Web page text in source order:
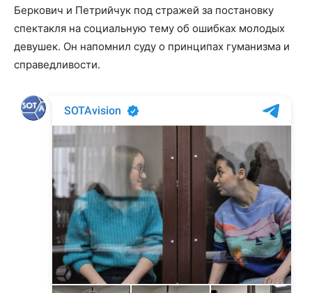
Беркович и Петрийчук под стражей за постановку
спектакля на социальную тему об ошибках молодых
девушек. Он напомнил суду о принципах гуманизма и
справедливости.